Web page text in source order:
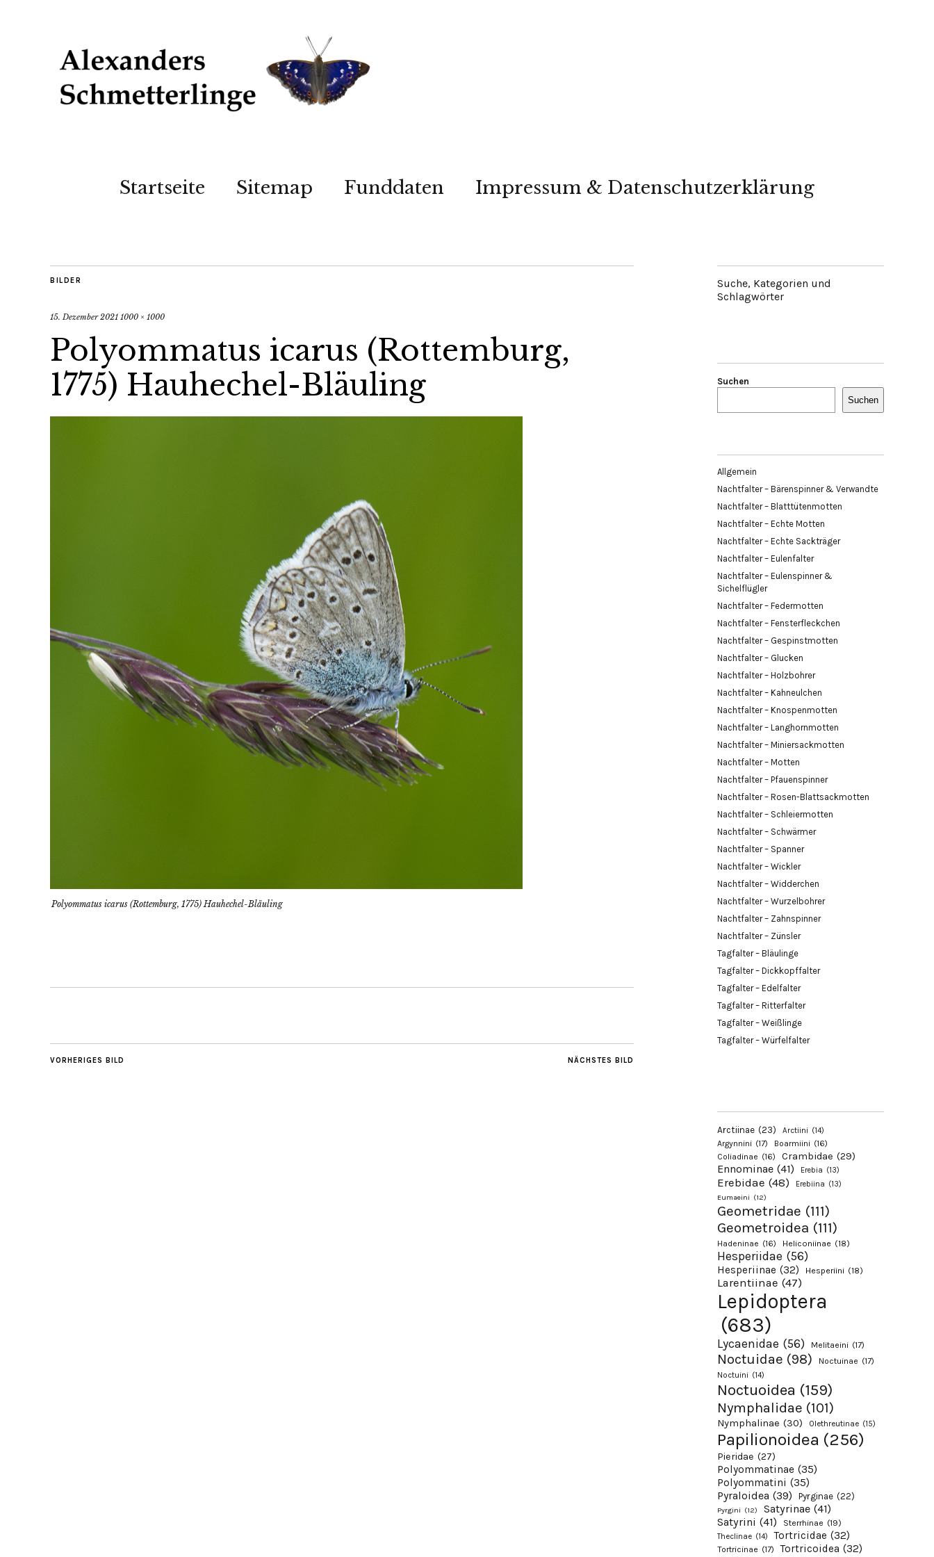
Startseite Sitemap Funddaten Impressum & Datenschutzerklärung
BILDER
15. Dezember 2021 1000 × 1000
Polyommatus icarus (Rottemburg,
1775) Hauhechel-Bläuling
Polyommatus icarus (Rottemburg, 1775) Hauhechel-Bläuling
NÄCHSTES BILD
VORHERIGES BILD
Suche, Kategorien und
Schlagwörter
Suchen
Suchen
Allgemein
Nachtfalter – Bärenspinner & Verwandte
Nachtfalter – Blatttütenmotten
Nachtfalter – Echte Motten
Nachtfalter – Echte Sackträger
Nachtfalter – Eulenfalter
Nachtfalter – Eulenspinner &
Sichelflügler
Nachtfalter – Federmotten
Nachtfalter – Fensterfleckchen
Nachtfalter – Gespinstmotten
Nachtfalter – Glucken
Nachtfalter – Holzbohrer
Nachtfalter – Kahneulchen
Nachtfalter – Knospenmotten
Nachtfalter – Langhornmotten
Nachtfalter – Miniersackmotten
Nachtfalter – Motten
Nachtfalter – Pfauenspinner
Nachtfalter – Rosen-Blattsackmotten
Nachtfalter – Schleiermotten
Nachtfalter – Schwärmer
Nachtfalter – Spanner
Nachtfalter – Wickler
Nachtfalter – Widderchen
Nachtfalter – Wurzelbohrer
Nachtfalter – Zahnspinner
Nachtfalter – Zünsler
Tagfalter – Bläulinge
Tagfalter – Dickkopffalter
Tagfalter – Edelfalter
Tagfalter – Ritterfalter
Tagfalter – Weißlinge
Tagfalter – Würfelfalter
Arctiinae (23) Arctiini (14)
Argynnini (17) Boarmiini (16)
Coliadinae (16) Crambidae (29)
Ennominae (41) Erebia (13)
Erebidae (48) Erebiina (13)
Eumaeini (12)
Geometridae (111)
Geometroidea (111)
Hadeninae (16) Heliconiinae (18)
Hesperiidae (56)
Hesperiinae (32) Hesperiini (18)
Larentiinae (47)
Lepidoptera
(683)
Lycaenidae (56) Melitaeini (17)
Noctuidae (98) Noctuinae (17)
Noctuini (14)
Noctuoidea (159)
Nymphalidae (101)
Nymphalinae (30) Olethreutinae (15)
Papilionoidea (256)
Pieridae (27)
Polyommatinae (35)
Polyommatini (35)
Pyraloidea (39) Pyrginae (22)
Pyrgini (12) Satyrinae (41)
Satyrini (41) Sterrhinae (19)
Theclinae (14) Tortricidae (32)
Tortricinae (17) Tortricoidea (32)